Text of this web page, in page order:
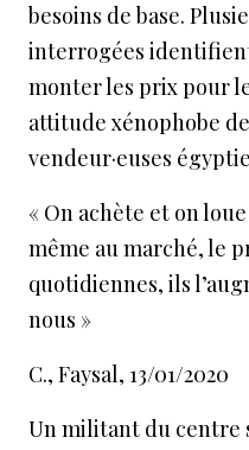
besoins de base.
interrogées
monter les prix pour
attitude xénophobe
vendeur·euses
« On achète et on
même au marché, le
quotidiennes, ils
nous »
C., Faysal, 13/01/2020
Un militant du centre